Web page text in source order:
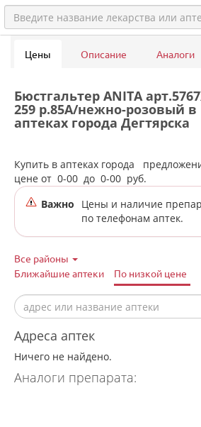
Цены Описание Аналоги
Бюстгальтер ANITA
259 р.85A/нежно-розовый в
аптеках города Дегтярска
Купить в аптеках города
цене от 0-00 до 0-00 руб.
Важно
Цены и наличие
по телефонам аптек.
Все районы
Ближайшие аптеки
По низкой цене
Адреса аптек
Ничего не найдено.
Аналоги препарата: